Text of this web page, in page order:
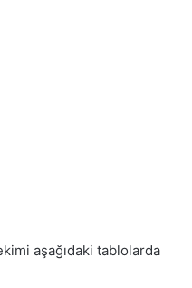
aşağıdaki tablolarda